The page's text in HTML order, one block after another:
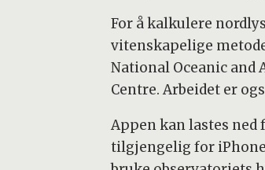
For å kalkulere
vitenskapelige
National Oceanic
Centre. Arbeidet er
Appen kan lastes ned
tilgjengelig for